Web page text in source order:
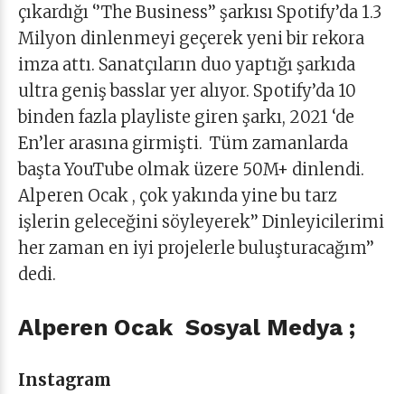
çıkardığı ‘’The Business’’ şarkısı Spotify’da 1.3
Milyon dinlenmeyi geçerek yeni bir rekora
imza attı. Sanatçıların duo yaptığı şarkıda
ultra geniş basslar yer alıyor. Spotify’da 10
binden fazla playliste giren şarkı, 2021 ‘de
En’ler arasına girmişti. Tüm zamanlarda
başta YouTube olmak üzere 50M+ dinlendi.
Alperen Ocak , çok yakında yine bu tarz
işlerin geleceğini söyleyerek’’ Dinleyicilerimi
her zaman en iyi projelerle buluşturacağım’’
dedi.
Alperen Ocak Sosyal Medya ;
Instagram